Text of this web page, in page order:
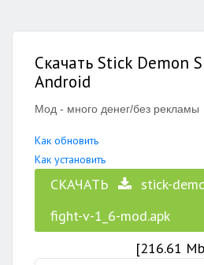
Скачать Stick Demon
Android
Мод - много денег/без рекламы
Как обновить
Как установить
СКАЧАТЬ
stick-
fight-v-1_6-mod.apk
[216.61